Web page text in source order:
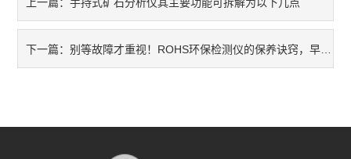
上一篇：
下一篇：别等故障才重视！ROHS环保检测仪的保养诀窍，早懂少花冤枉钱